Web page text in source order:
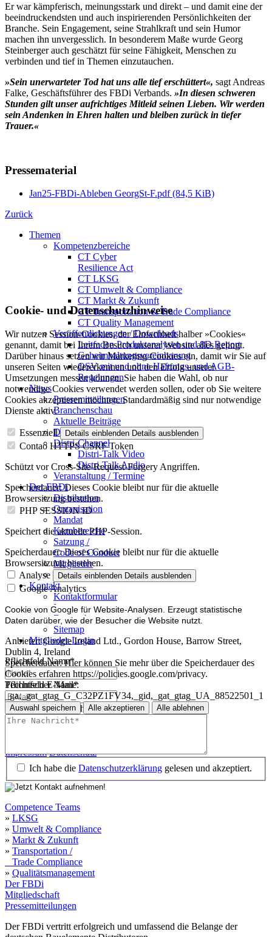
Er war kämpferisch, meinungsstark und direkt – und damit eine der
beeindruckendsten und auch inspirierenden Persönlichkeiten der
Branche. Sein Engagement, seine Strahlkraft und sein Humor
machen ihn unvergesslich. In besonderem Maße wurde Georg
Steinberger auch geschätzt für seine Fähigkeit, Menschen zu
verbinden und tief in Themen einzutauchen.
»Sein unerwarteter Tod hat uns alle tief erschüttert«, sagt Andreas
Falke, Geschäftsführer des FBDi Verbands. »In diesen schweren
Stunden gilt unser aufrichtiges Mitleid seinen Lieben. Wir werden
sein Andenken in Ehren halten und bleiben zurück in tiefer
Trauer.«
Pressematerial
Jan25-FBDi-Ableben GeorgSt-F.pdf(84,5 KiB)
Zurück
Themen
Kompetenzbereiche
CT Cyber
Resilience Act
CT LKSG
CT Umwelt & Compliance
CT Markt & Zukunft
CT Transportation & Trade Compliance
CT Quality Management
Veröffentlichungen / Downloads
Leitfaden Produktanalysen und 8D Report
Geheimhaltungsverein­barung
QSV mit und ohne Haftungs- und AGB-
Regelungen
News
Pressemitteilungen
Branchenschau
Aktuelle Beiträge
Dossier – 20 Jahre FBDi
Distri-Channel
Distri-Talk Video
Distri-Talk Audio
Veranstaltung / Termine
Der FBDi
Distribution
Organisation
Mandat
Kernbereiche
Satzung /
Code of Conduct
Mitglieder
Mitglied werden
Kontakt
Kontaktformular
Impressum
Datenschutz
Sitemap
Mitglieder-Login
PflichtfeldName*
PflichtfeldE-Mail*
PflichtfeldIhre Nachricht *
Ich habe die Datenschutzerklärung gelesen und akzeptiert.
Competence Teams
» LKSG
» Umwelt & Compliance
» Markt & Zukunft
» Transportation /
Trade Compliance
» Qualitätsmanagement
Der FBDi
Mitgliedschaft
Pressemitteilungen
Der FBDi vertritt erfolgreich und umfassend die Belange der
Cookie- und Datenschutzhinweise
Wir nutzen Session-Cookies, der Einfachheit halber »Cookies«
genannt, damit bei Ihrem Besuch unserer Website alles gelingt.
Darüber hinaus setzen wir Marketing-Cookies ein, damit wir Sie auf
unseren Seiten wiedererkennen und den Erfolg unserer
Umsetzungen messen können. Sie haben die Wahl, ob nur
notwendige Cookies verwendet werden sollen, oder ob Sie weitere
Cookies akzeptieren möchten. Standardmäßig sind nur notwendige
Dienste aktiv.
Essenziell Details einblenden Details ausblenden
Contao HTTPS CSRF Token
Schützt vor Cross-Site-Request-Forgery Angriffen.
Speicherdauer:Dieses Cookie bleibt nur für die aktuelle
Browsersitzung bestehen.
PHP SESSION ID
Speichert die aktuelle PHP-Session.
Speicherdauer:Dieses Cookie bleibt nur für die aktuelle
Browsersitzung bestehen.
Analyse
Details einblenden Details ausblenden
Google Analytics
Cookie von Google für Website-Analysen. Erzeugt statistische
Daten darüber, wie der Besucher die Website nutzt.
Anbieter:Google Ireland Ltd., Gordon House, Barrow Street,
Dublin 4, Ireland
Speicherdauer:Hier können Sie mehr über die Speicherdauer des
Cookies erfahren https://policies.google.com/privacy.
Technischer Name:
_ga,_gat_gtag_G_C32PZ1FV34,_gid,_gat_gtag_UA_88522501_1
Auswahl speichern Alle akzeptieren Alle ablehnen
Impressum Datenschutz